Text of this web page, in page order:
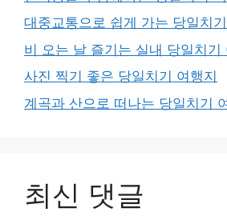
대중교통으로 쉽게 가는 당일치
비 오는 날 즐기는 실내 당일치기
사진 찍기 좋은 당일치기 여행지
계곡과 산으로 떠나는 당일치기
최신 댓글